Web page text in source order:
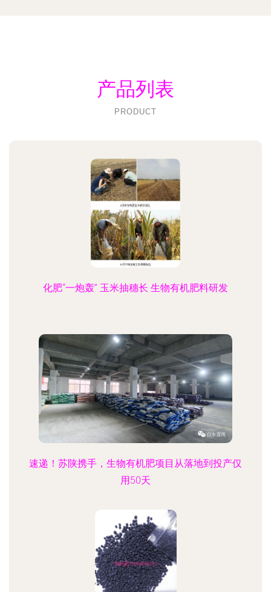
产品列表
PRODUCT
化肥“一炮轰” 玉米抽穗长 生物有机肥料研发
速递！苏陕携手，生物有机肥项目从落地到投产仅
用50天